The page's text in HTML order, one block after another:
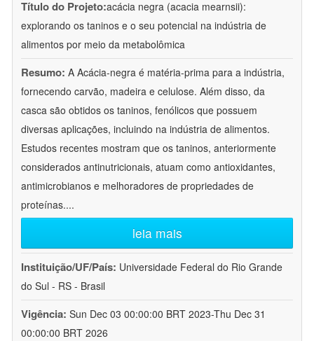
Título do Projeto:acácia negra (acacia mearnsii):
explorando os taninos e o seu potencial na indústria de
alimentos por meio da metabolômica
Resumo: A Acácia-negra é matéria-prima para a indústria,
fornecendo carvão, madeira e celulose. Além disso, da
casca são obtidos os taninos, fenólicos que possuem
diversas aplicações, incluindo na indústria de alimentos.
Estudos recentes mostram que os taninos, anteriormente
considerados antinutricionais, atuam como antioxidantes,
antimicrobianos e melhoradores de propriedades de
proteínas....
leia mais
Instituição/UF/País: Universidade Federal do Rio Grande
do Sul - RS - Brasil
Vigência: Sun Dec 03 00:00:00 BRT 2023-Thu Dec 31
00:00:00 BRT 2026